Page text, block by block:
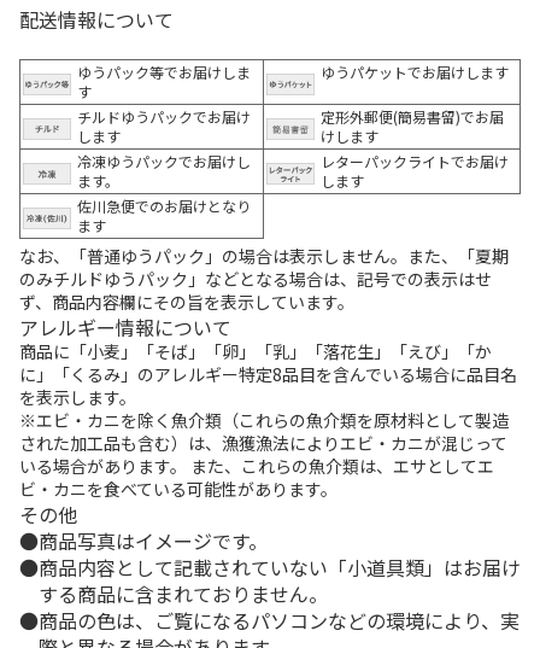
配送情報について
ゆうパック等でお届けしま
す
ゆうパケットでお届けします
チルドゆうパックでお届け
します
定形外郵便(簡易書留)でお届
けします
冷凍ゆうパックでお届けし
ます。
レターパックライトでお届け
します
佐川急便でのお届けとなり
ます
なお、「普通ゆうパック」の場合は表示しません。また、「夏期
のみチルドゆうパック」などとなる場合は、記号での表示はせ
ず、商品内容欄にその旨を表示しています。
アレルギー情報について
商品に「小麦」「そば」「卵」「乳」「落花生」「えび」「か
に」「くるみ」のアレルギー特定8品目を含んでいる場合に品目名
を表示します。
※エビ・カニを除く魚介類（これらの魚介類を原材料として製造
された加工品も含む）は、漁獲漁法によりエビ・カニが混じって
いる場合があります。 また、これらの魚介類は、エサとしてエ
ビ・カニを食べている可能性があります。
その他
商品写真はイメージです。
商品内容として記載されていない「小道具類」はお届け
する商品に含まれておりません。
商品の色は、ご覧になるパソコンなどの環境により、実